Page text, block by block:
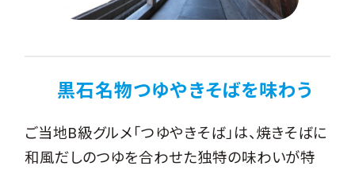
黒石名物つゆやきそばを味わう
ご当地B級グルメ「つゆやきそば」は、焼きそばに
和風だしのつゆを合わせた独特の味わいが特